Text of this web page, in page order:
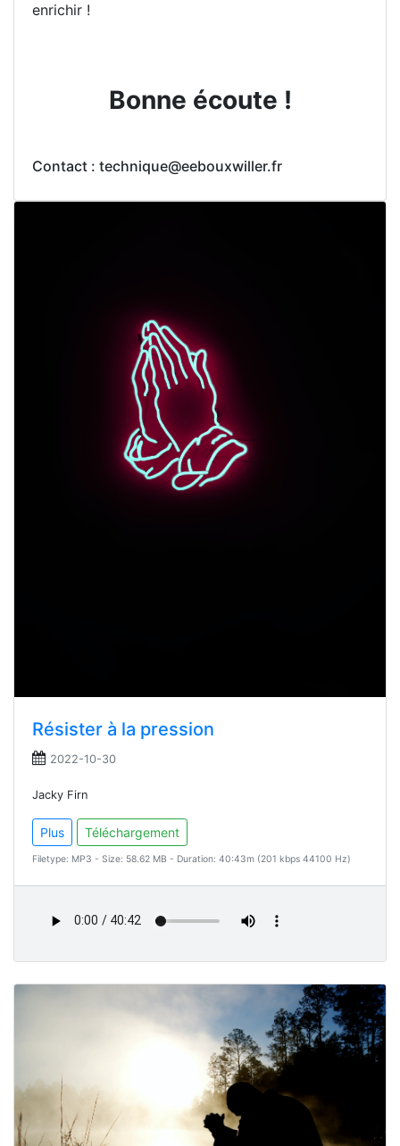
enrichir !
Bonne écoute !
Contact : technique@eebouxwiller.fr
Résister à la pression
2022-10-30
Jacky Firn
Plus Téléchargement
Filetype: MP3 - Size: 58.62 MB - Duration: 40:43m (201 kbps 44100 Hz)